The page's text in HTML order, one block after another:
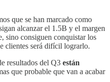
que se han marcado como
alcanzar el 1.5B y el margen
sino consiguen conquistar los
clientes será difícil lograrlo.
resultados del Q3 están
que probable que van a acabar